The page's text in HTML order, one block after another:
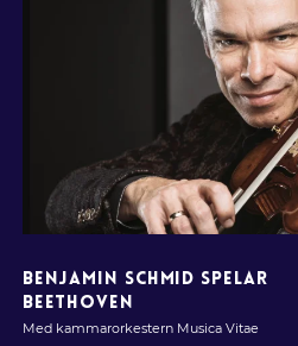
BENJAMIN SCHMID SPELAR
BEETHOVEN
Med kammarorkestern Musica Vitae